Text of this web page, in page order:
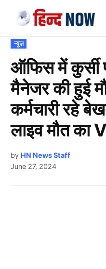
content
POSTED
IN
न्यूज़
ऑफिस में
मैनेजर की हुई
कर्मचारी रहे
लाइव मौत का
by HN News Staff
June 27, 2024